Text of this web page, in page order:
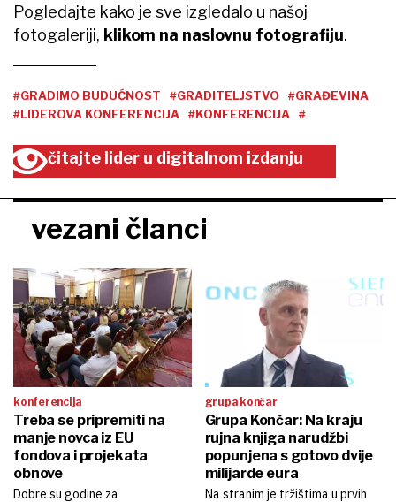
Pogledajte kako je sve izgledalo u našoj
fotogaleriji, klikom na naslovnu fotografiju.
#GRADIMO BUDUĆNOST #GRADITELJSTVO
#GRAĐEVINA
#LIDEROVA KONFERENCIJA
#KONFERENCIJA #
čitajte lider u digitalnom izdanju
vezani članci
konferencija
Treba se pripremiti na
manje novca iz EU
fondova i projekata
obnove
Dobre su godine za
grupa končar
Grupa Končar: Na kraju
rujna knjiga narudžbi
popunjena s gotovo dvije
milijarde eura
Na stranim je tržištima u prvih